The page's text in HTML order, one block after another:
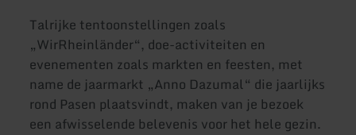
Talrijke tentoonstellingen zoals
„WirRheinländer“, doe-activiteiten en
evenementen zoals markten en feesten, met
name de jaarmarkt „Anno Dazumal“ die jaarlijks
rond Pasen plaatsvindt, maken van je bezoek
een afwisselende belevenis voor het hele gezin.